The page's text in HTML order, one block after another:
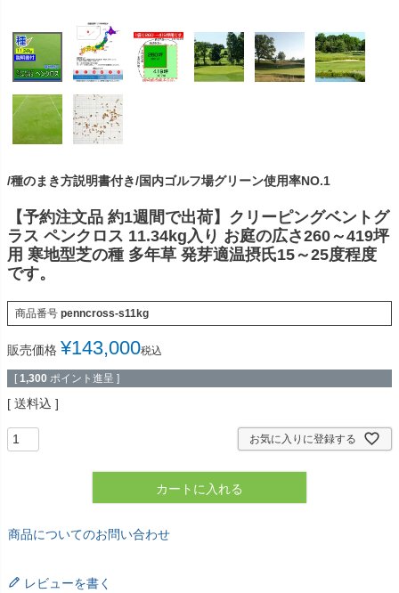
/種のまき方説明書付き/国内ゴルフ場グリーン使用率NO.1
【予約注文品 約1週間で出荷】クリーピングベントグ
ラス ペンクロス 11.34kg入り お庭の広さ260～419坪
用 寒地型芝の種 多年草 発芽適温摂氏15～25度程度
です。
商品番号 penncross-s11kg
販売価格 ¥143,000税込
[ 1,300 ポイント進呈 ]
送料込
お気に入りに登録する
カートに入れる
商品についてのお問い合わせ
レビューを書く